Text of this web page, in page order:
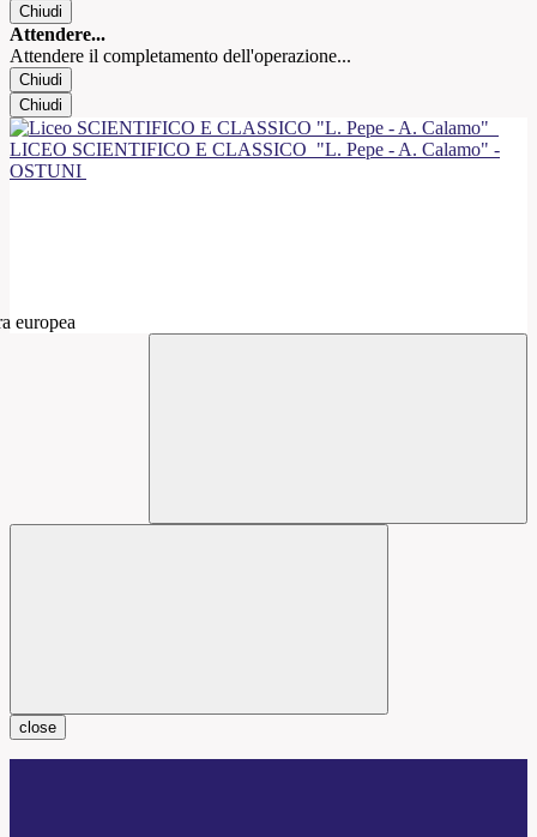
Chiudi
Attendere...
Attendere il completamento dell'operazione...
Chiudi
Chiudi
LICEO SCIENTIFICO E CLASSICO "L. Pepe - A. Calamo" -
OSTUNI
close